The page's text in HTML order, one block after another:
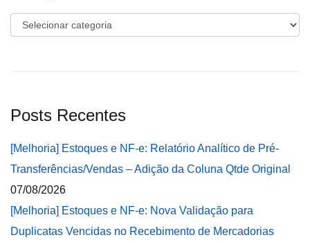
Categorias
Posts Recentes
[Melhoria] Estoques e NF-e: Relatório Analítico de Pré-
Transferências/Vendas – Adição da Coluna Qtde Original
07/08/2026
[Melhoria] Estoques e NF-e: Nova Validação para
Duplicatas Vencidas no Recebimento de Mercadorias